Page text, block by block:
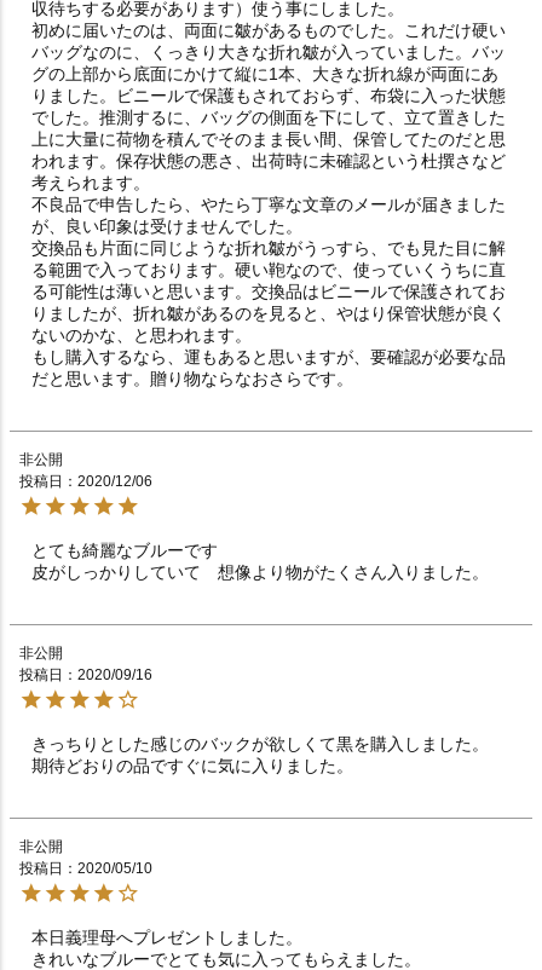
収待ちする必要があります）使う事にしました。
初めに届いたのは、両面に皺があるものでした。これだけ硬い
バッグなのに、くっきり大きな折れ皺が入っていました。バッ
グの上部から底面にかけて縦に1本、大きな折れ線が両面にあ
りました。ビニールで保護もされておらず、布袋に入った状態
でした。推測するに、バッグの側面を下にして、立て置きした
上に大量に荷物を積んでそのまま長い間、保管してたのだと思
われます。保存状態の悪さ、出荷時に未確認という杜撰さなど
考えられます。
不良品で申告したら、やたら丁寧な文章のメールが届きました
が、良い印象は受けませんでした。
交換品も片面に同じような折れ皺がうっすら、でも見た目に解
る範囲で入っております。硬い鞄なので、使っていくうちに直
る可能性は薄いと思います。交換品はビニールで保護されてお
りましたが、折れ皺があるのを見ると、やはり保管状態が良く
ないのかな、と思われます。
もし購入するなら、運もあると思いますが、要確認が必要な品
非公開
投稿日
2020/12/06
とても綺麗なブルーです
皮がしっかりしていて　想像より物がたくさん入りました。
非公開
投稿日
2020/09/16
きっちりとした感じのバックが欲しくて黒を購入しました。
期待どおりの品ですぐに気に入りました。
非公開
投稿日
2020/05/10
本日義理母へプレゼントしました。
きれいなブルーでとても気に入ってもらえました。